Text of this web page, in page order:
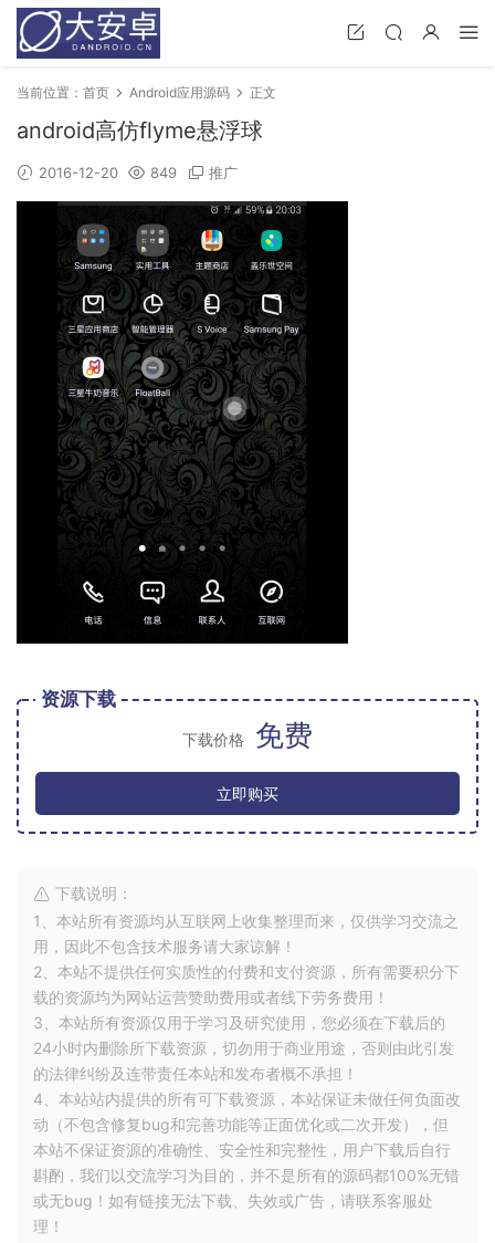
当前位置： 首页 Android应用源码 正文
android高仿flyme悬浮球
2016-12-20 849 推广
资源下载
下载价格 免费
立即购买
下载说明：
1、本站所有资源均从互联网上收集整理而来，仅供学习交流之
用，因此不包含技术服务请大家谅解！
2、本站不提供任何实质性的付费和支付资源，所有需要积分下
载的资源均为网站运营赞助费用或者线下劳务费用！
3、本站所有资源仅用于学习及研究使用，您必须在下载后的
24小时内删除所下载资源，切勿用于商业用途，否则由此引发
的法律纠纷及连带责任本站和发布者概不承担！
4、本站站内提供的所有可下载资源，本站保证未做任何负面改
动（不包含修复bug和完善功能等正面优化或二次开发），但
本站不保证资源的准确性、安全性和完整性，用户下载后自行
斟酌，我们以交流学习为目的，并不是所有的源码都100%无错
或无bug！如有链接无法下载、失效或广告，请联系客服处
理！